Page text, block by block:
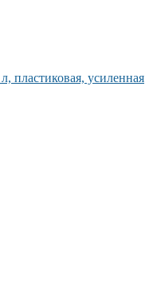
пластиковая, усиленная